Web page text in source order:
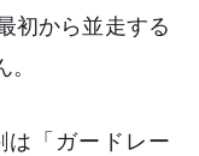
初から並走する
は「ガードレー